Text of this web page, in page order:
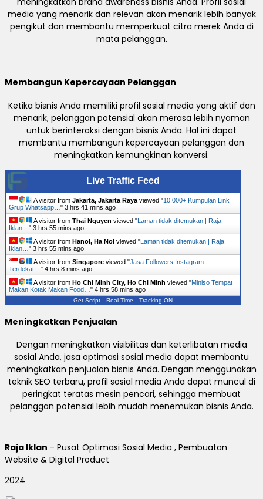
media yang menarik dan relevan akan menarik lebih banyak
pengikut dan membantu memperkuat citra merek Anda di
mata pelanggan.
Membangun Kepercayaan Pelanggan
Ketika bisnis Anda memiliki profil sosial media yang aktif dan
menarik, pelanggan potensial akan merasa lebih nyaman
untuk berinteraksi dengan bisnis Anda. Hal ini dapat
membantu membangun kepercayaan pelanggan dan
meningkatkan kemungkinan konversi.
Live Traffic Feed
A visitor from Jakarta, Jakarta Raya viewed "10.000+ Kumpulan Link
Grup Whatsapp… " 3 hrs 41 mins ago
A visitor from Thai Nguyen viewed "Laman tidak ditemukan | Raja
Iklan… " 3 hrs 55 mins ago
A visitor from Hanoi, Ha Noi viewed "Laman tidak ditemukan | Raja
Iklan… " 3 hrs 55 mins ago
A visitor from Singapore viewed "Jasa Followers Instagram
Terdekat… " 4 hrs 8 mins ago
A visitor from Ho Chi Minh City, Ho Chi Minh viewed "Miniso Tempat
Makan Kotak Makan Food… " 4 hrs 58 mins ago
Get Script Real Time Tracking ON
Meningkatkan Penjualan
Dengan meningkatkan visibilitas dan keterlibatan media
sosial Anda, jasa optimasi sosial media dapat membantu
meningkatkan penjualan bisnis Anda. Dengan menggunakan
teknik SEO terbaru, profil sosial media Anda dapat muncul di
peringkat teratas mesin pencari, sehingga membuat
pelanggan potensial lebih mudah menemukan bisnis Anda.
Raja Iklan - Pusat Optimasi Sosial Media , Pembuatan
Website & Digital Product
2024